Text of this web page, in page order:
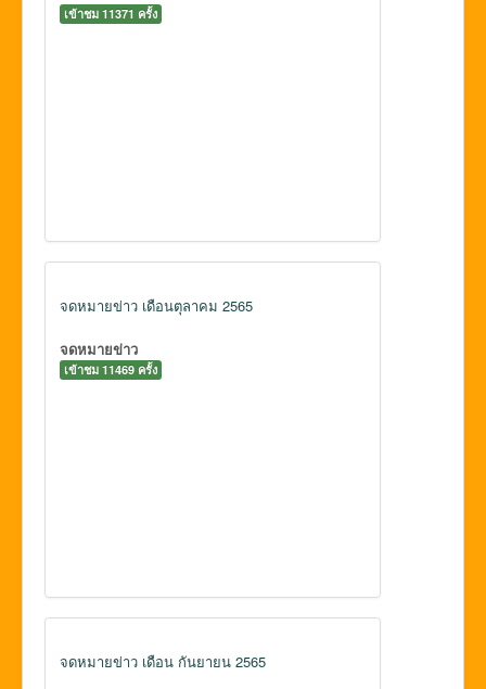
เข้าชม 11371 ครั้ง
จดหมายข่าว เดือนตุลาคม 2565
จดหมายข่าว
เข้าชม 11469 ครั้ง
จดหมายข่าว เดือน กันยายน 2565